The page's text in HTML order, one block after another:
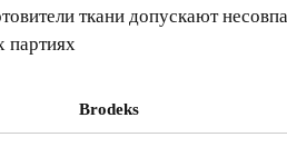
ткани допускают
партиях
Brodeks